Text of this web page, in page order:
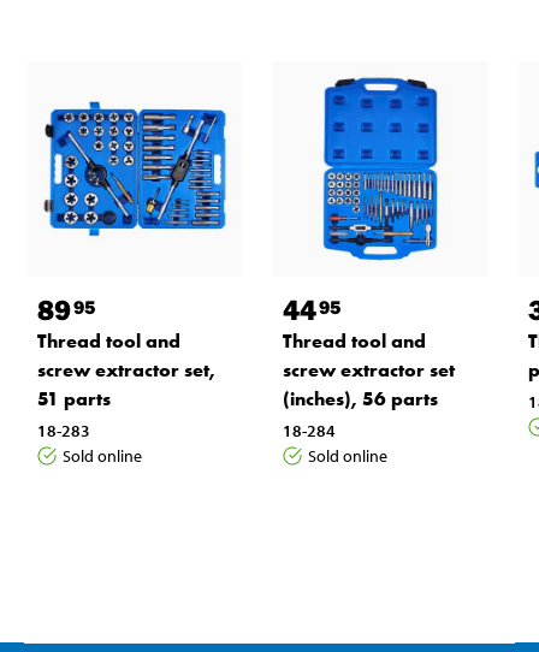
8995
Thread tool and
screw extractor set,
51 parts
18-283
Sold online
4495
Thread tool and
screw extractor set
(inches), 56 parts
18-284
Sold online